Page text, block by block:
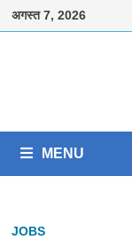
Skip
अगस्त 7, 2026
MENU
JOBS